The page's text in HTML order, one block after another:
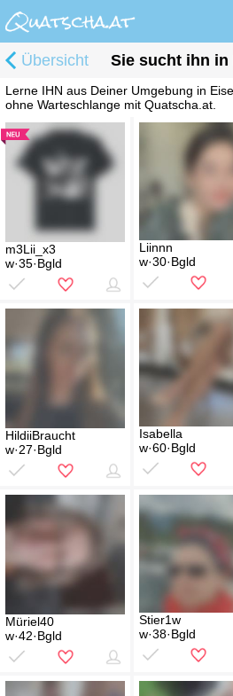
Übersicht Sie sucht ihn in
Lerne IHN aus Deiner Umgebung in
ohne Warteschlange mit Quatscha.at.
m3Lii_x3
w·35·Bgld
Liinnn
w·30·Bgld
HildiiBraucht
w·27·Bgld
Isabella
w·60·Bgld
Müriel40
w·42·Bgld
Stier1w
w·38·Bgld